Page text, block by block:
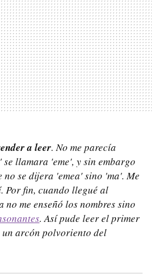
a leer. No me parecía
llamara 'eme', y sin embargo
se dijera 'emea' sino 'ma'. Me
Por fin, cuando llegué al
me enseñó los nombres sino
. Así pude leer el primer
arcón polvoriento del